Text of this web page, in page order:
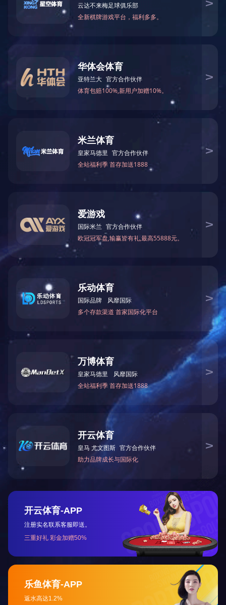
2016年3月公司被评为“湖南省非公有
2020-03-17 16:49:49
2023年12月被湖南省科学技术厅授予“国家高
2015年12月我司被环境保护部、教育部评为“
咨询与了解
电 话：0745-2261111